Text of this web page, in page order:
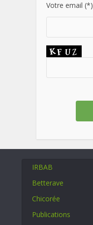
Votre email (*)
IRBAB
Betterave
Chicorée
Publications